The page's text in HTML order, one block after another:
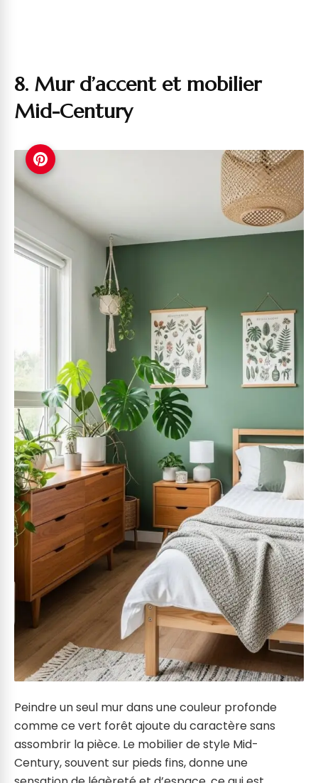
8. Mur d’accent et mobilier
Mid-Century
Peindre un seul mur dans une couleur profonde
comme ce vert forêt ajoute du caractère sans
assombrir la pièce. Le mobilier de style Mid-
Century, souvent sur pieds fins, donne une